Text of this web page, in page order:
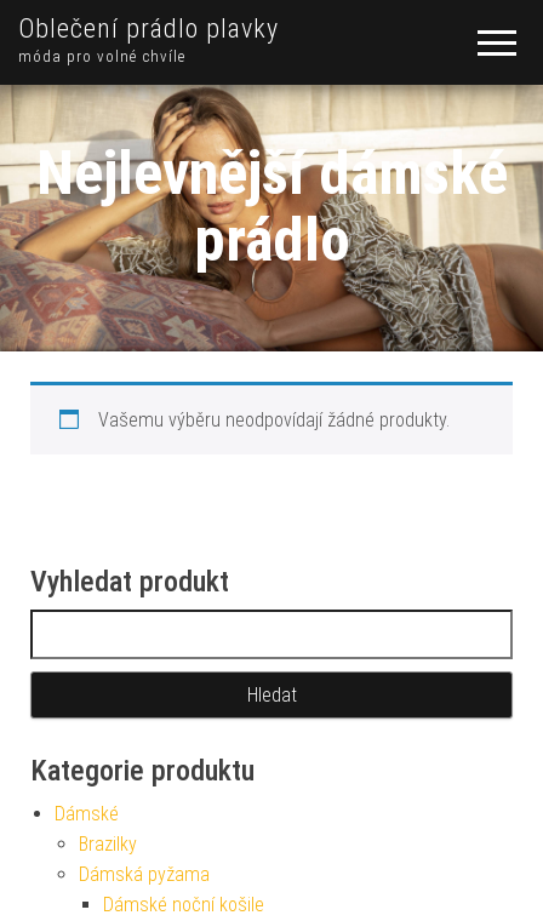
Oblečení prádlo plavky
móda pro volné chvíle
Nejlevnější dámské
prádlo
Vašemu výběru neodpovídají žádné produkty.
Vyhledat produkt
Kategorie produktu
Dámské
Brazilky
Dámská pyžama
Dámské noční košile